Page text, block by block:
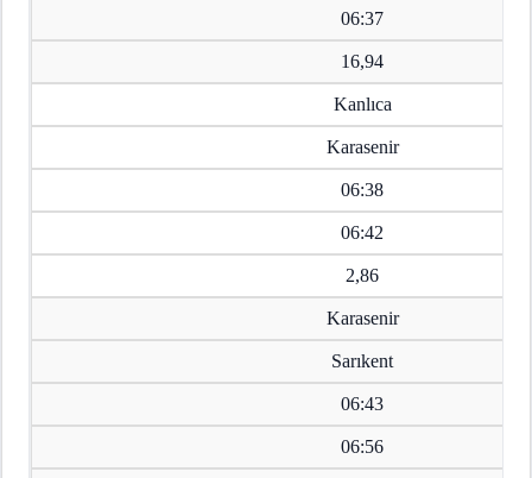
06:37
16,94
Kanlıca
Karasenir
06:38
06:42
2,86
Karasenir
Sarıkent
06:43
06:56